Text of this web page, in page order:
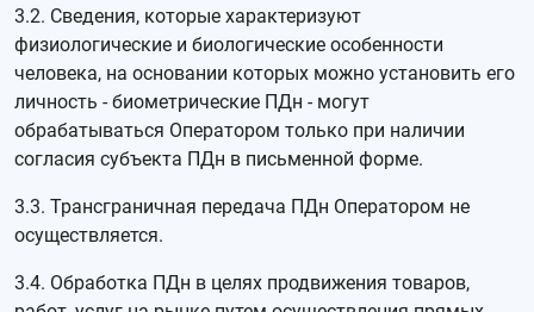
3.2. Сведения, которые характеризуют
физиологические и биологические особенности
человека, на основании которых можно установить его
личность - биометрические ПДн - могут
обрабатываться Оператором только при наличии
согласия субъекта ПДн в письменной форме.
3.3. Трансграничная передача ПДн Оператором не
осуществляется.
3.4. Обработка ПДн в целях продвижения товаров,